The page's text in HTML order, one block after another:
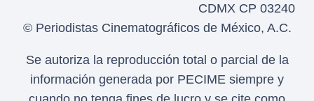
CDMX CP 03240
© Periodistas Cinematográficos de México, A.C.
Se autoriza la reproducción total o parcial de la
información generada por PECIME siempre y